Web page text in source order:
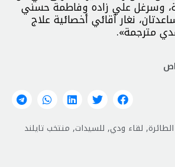
وسرغل علي زاده وفاطمة حسني
نغار آقائي أخصائية علاج
مترجمة».
, لقاء ودي, للسيدات, منتخب تايلند